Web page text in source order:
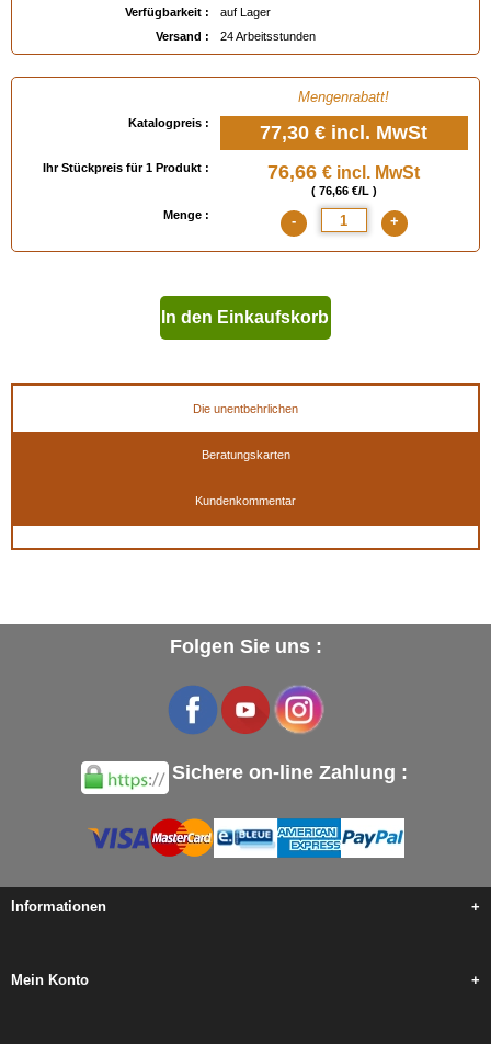
Verfügbarkeit :
auf Lager
Versand :
24 Arbeitsstunden
Mengenrabatt!
Katalogpreis : 77,30 € incl. MwSt
Ihr Stückpreis für 1 Produkt : 76,66 € incl. MwSt
( 76,66 €/L )
Menge :
- +
In den Einkaufskorb
Die unentbehrlichen
Beratungskarten
Kundenkommentar
Folgen Sie uns :
Sichere on-line Zahlung :
Informationen +
Mein Konto +